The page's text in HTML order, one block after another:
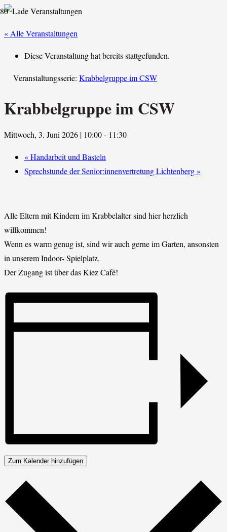
« Alle Veranstaltungen
Diese Veranstaltung hat bereits stattgefunden.
Veranstaltungsserie: Krabbelgruppe im CSW
Krabbelgruppe im CSW
Mittwoch, 3. Juni 2026 | 10:00- 11:30
«Handarbeit und Basteln
Sprechstunde der Senior:innenvertretung Lichtenberg»
Alle Eltern mit Kindern im Krabbelalter sind hier herzlich
willkommen!
Wenn es warm genug ist, sind wir auch gerne im Garten, ansonsten
in unserem Indoor- Spielplatz.
Der Zugang ist über das Kiez Café!
Zum Kalender hinzufügen